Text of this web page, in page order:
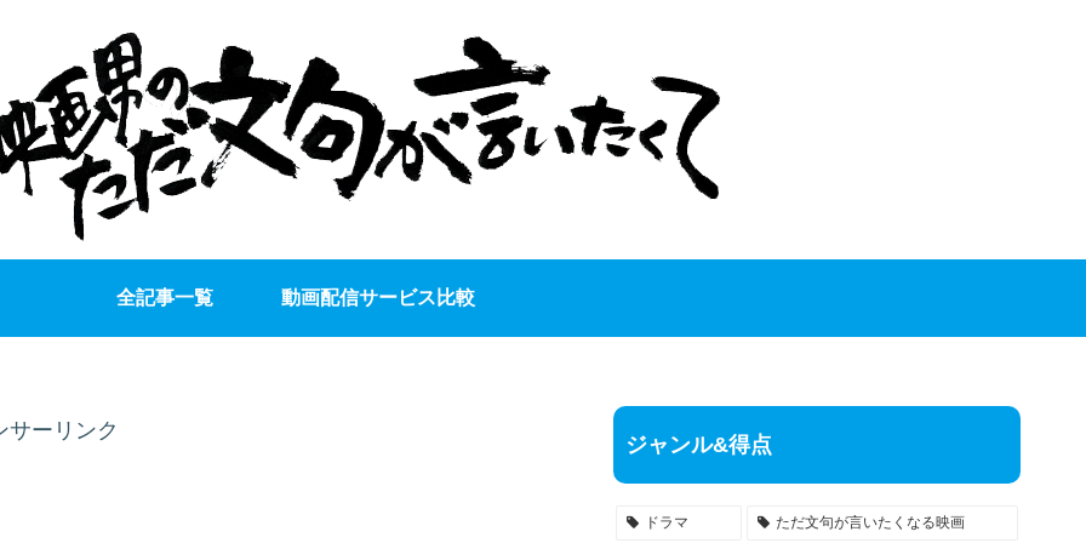
全記事一覧 動画配信サービス比較
サーリンク
ジャンル&得点
ドラマ ただ文句が言いたくなる映画